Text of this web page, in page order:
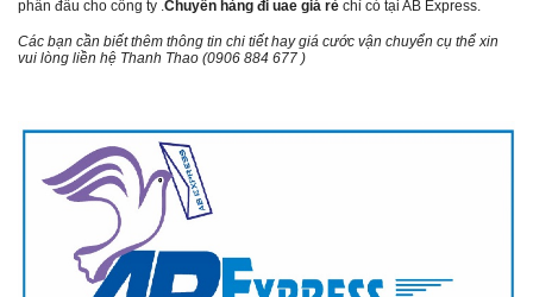
phấn đấu cho công ty .Chuyển hàng đi uae giá rẻ chỉ có tại AB Express.
Các bạn cần biết thêm thông tin chi tiết hay giá cước vận chuyển cụ thể xin
vui lòng liền hệ Thanh Thao (0906 884 677 )